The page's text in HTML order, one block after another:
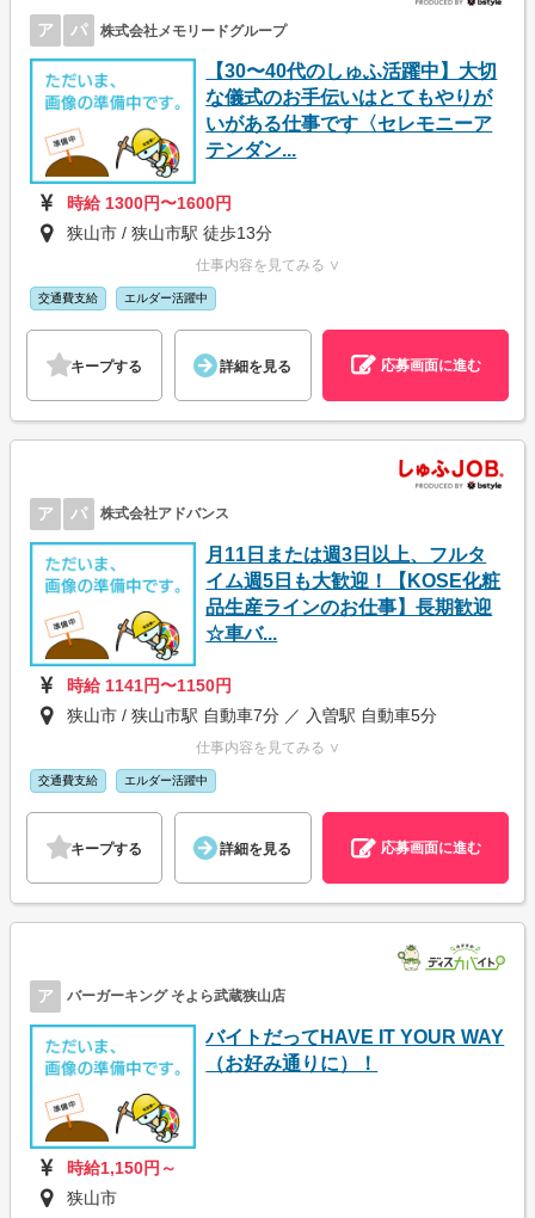
ア パ 株式会社メモリードグループ
【30〜40代のしゅふ活躍中】大切
な儀式のお手伝いはとてもやりが
いがある仕事です〈セレモニーア
テンダン...
時給 1300円〜1600円
狭山市 / 狭山市駅 徒歩13分
仕事内容を見てみる ∨
交通費支給 エルダー活躍中
キープする 詳細を見る 応募画面に進む
ア パ 株式会社アドバンス
月11日または週3日以上、フルタ
イム週5日も大歓迎！【KOSE化粧
品生産ラインのお仕事】長期歓迎
☆車バ...
時給 1141円〜1150円
狭山市 / 狭山市駅 自動車7分 ／ 入曽駅 自動車5分
仕事内容を見てみる ∨
交通費支給 エルダー活躍中
キープする 詳細を見る 応募画面に進む
ア バーガーキング そよら武蔵狭山店
バイトだってHAVE IT YOUR WAY
（お好み通りに）！
時給1,150円～
狭山市